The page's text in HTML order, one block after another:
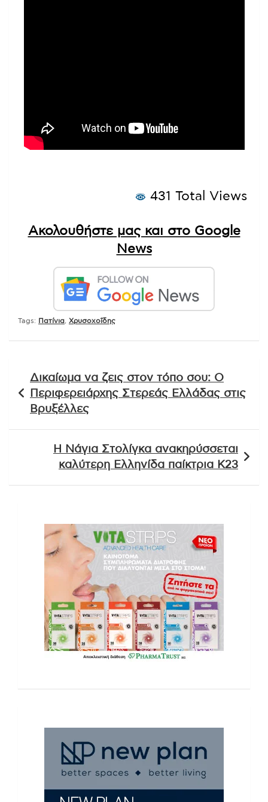
431 Total Views
Ακολουθήστε μας και στο Google
News
Tags: Πατίνια Χρυσοχοΐδης
άρθρων
Δικαίωμα να ζεις στον τόπο σου: Ο
Περιφερειάρχης Στερεάς Ελλάδας στις
Βρυξέλλες
Η Νάγια Στολίγκα ανακηρύσσεται
καλύτερη Ελληνίδα παίκτρια Κ23